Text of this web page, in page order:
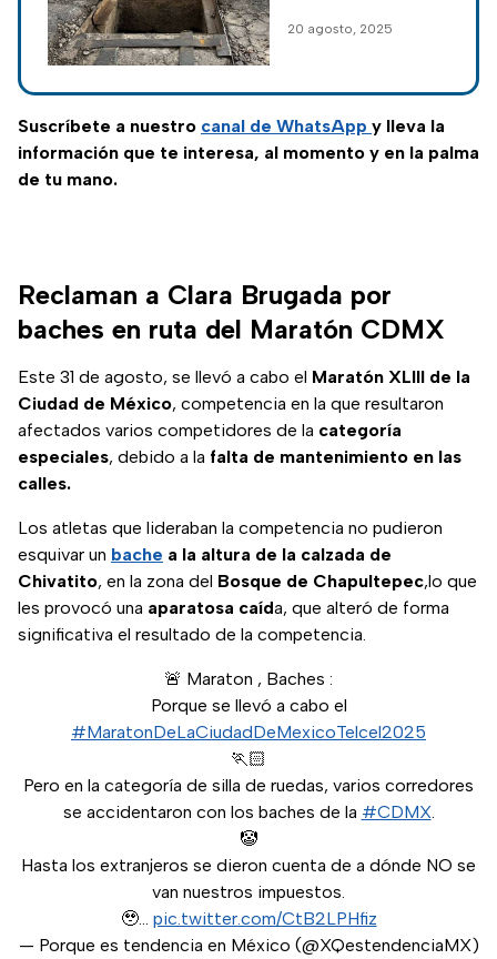
baches; horarios
baches en las
vialidades de la
CDMX; hoy habrá
cierre en la avenida
20 agosto, 2025
Suscríbete a nuestro canal de WhatsApp y lleva la
información que te interesa, al momento y en la palma
de tu mano.
Reclaman a Clara Brugada por
baches en ruta del Maratón CDMX
Este 31 de agosto, se llevó a cabo el Maratón XLIII de la
Ciudad de México, competencia en la que resultaron
afectados varios competidores de la categoría
especiales, debido a la falta de mantenimiento en las
calles.
Los atletas que lideraban la competencia no pudieron
esquivar un bache a la altura de la calzada de
Chivatito, en la zona del Bosque de Chapultepec,lo que
les provocó una aparatosa caída, que alteró de forma
significativa el resultado de la competencia.
🚨 Maraton , Baches :
Porque se llevó a cabo el
#MaratonDeLaCiudadDeMexicoTelcel2025
🏃🏻
Pero en la categoría de silla de ruedas, varios corredores
se accidentaron con los baches de la #CDMX.
🤡
Hasta los extranjeros se dieron cuenta de a dónde NO se
van nuestros impuestos.
🥹… pic.twitter.com/CtB2LPHfiz
— Porque es tendencia en México (@XQestendenciaMX)